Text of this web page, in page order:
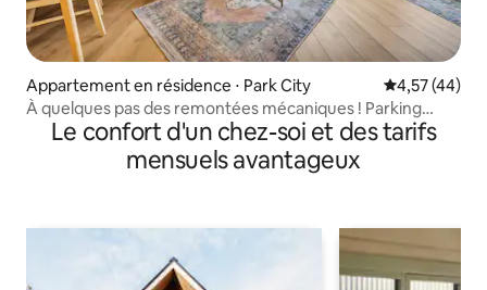
Appartement en résidence ⋅ Park City Évaluation
4,57 (44)
À quelques pas des remontées mécaniques ! Parking
garage inclus !
Le confort d'un chez-soi et des tarifs
mensuels avantageux